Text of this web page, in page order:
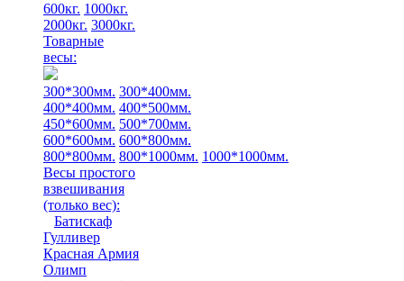
600кг. 1000кг.
2000кг. 3000кг.
Товарные
весы:
300*300мм. 300*400мм.
400*400мм. 400*500мм.
450*600мм. 500*700мм.
600*600мм. 600*800мм.
800*800мм. 800*1000мм. 1000*1000мм.
Весы простого
взвешивания
(только вес):
Батискаф
Гулливер
Красная Армия
Олимп